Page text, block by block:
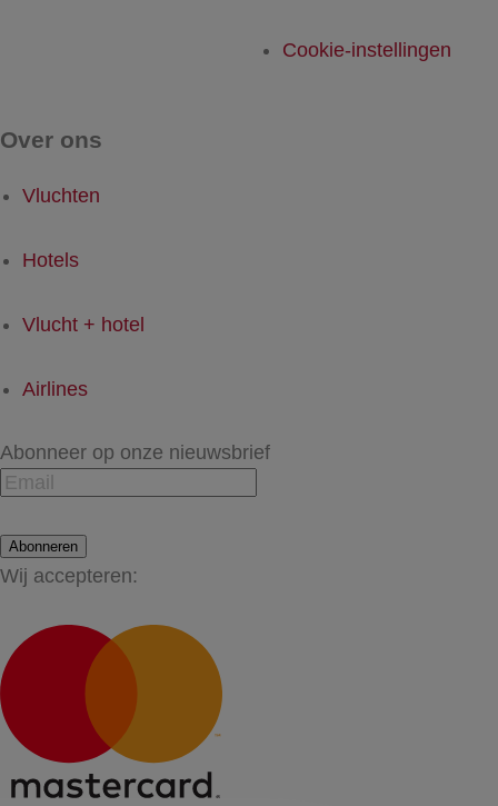
Cookie-instellingen
Over ons
Vluchten
Hotels
Vlucht + hotel
Airlines
Abonneer op onze nieuwsbrief
Abonneren
Wij accepteren: